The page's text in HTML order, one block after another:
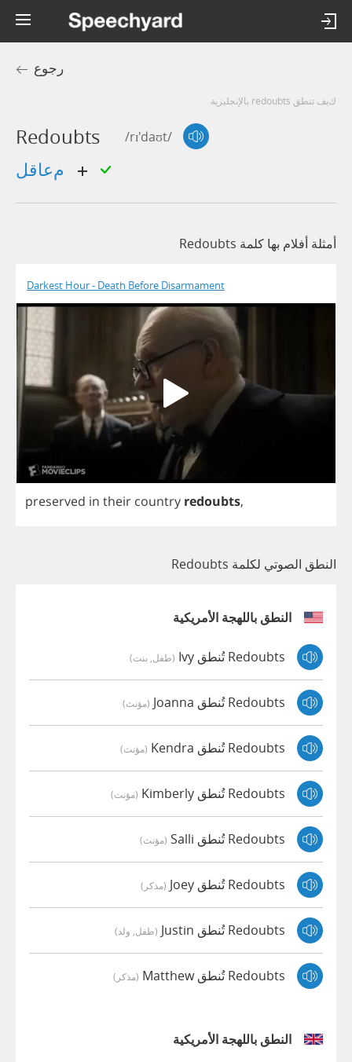
رجوع
كيف تنطق redoubts بالإنجليزية
Redoubts /rɪ'daʊt/
أمثلة أفلام بها كلمة Redoubts
Darkest Hour - Death Before Disarmament
preserved in their country redoubts,
النطق الصوتي لكلمة Redoubts
النطق باللهجة الأمريكية
Redoubts تُنطق Ivy (طفل, بنت)
Redoubts تُنطق Joanna (مؤنث)
Redoubts تُنطق Kendra (مؤنث)
Redoubts تُنطق Kimberly (مؤنث)
Redoubts تُنطق Salli (مؤنث)
Redoubts تُنطق Joey (مذكر)
Redoubts تُنطق Justin (طفل, ولد)
Redoubts تُنطق Matthew (مذكر)
النطق باللهجة الأمريكية